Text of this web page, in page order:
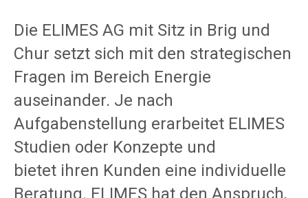
Die ELIMES AG mit Sitz in Brig und
Chur setzt sich mit den strategischen
Fragen im Bereich Energie
auseinander. Je nach
Aufgabenstellung erarbeitet ELIMES
Studien oder Konzepte und
bietet ihren Kunden eine individuelle
Beratung. ELIMES hat den Anspruch,